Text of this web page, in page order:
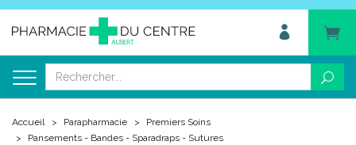
Accueil Parapharmacie
Premiers Soins
Pansements - Bandes - Sparadraps - Sutures